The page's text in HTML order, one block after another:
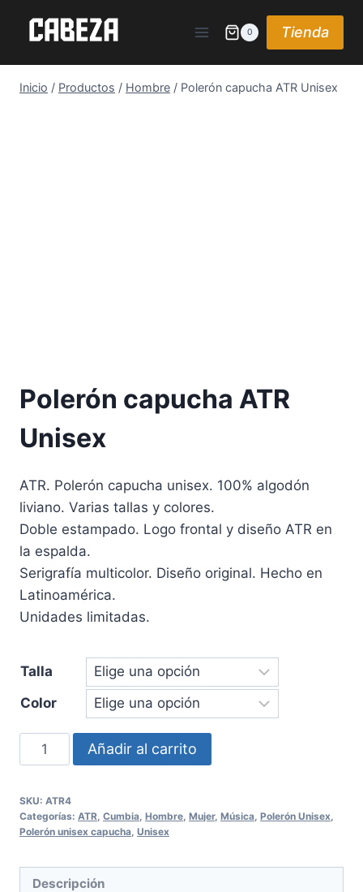
0 Tienda
Inicio / Productos / Hombre / Polerón capucha ATR Unisex
Polerón capucha ATR
Unisex
ATR. Polerón capucha unisex. 100% algodón
liviano. Varias tallas y colores.
Doble estampado. Logo frontal y diseño ATR en
la espalda.
Serigrafía multicolor. Diseño original. Hecho en
Latinoamérica.
Unidades limitadas.
Talla
Color
Polerón
capucha
Unisex
cantidad
Añadir al carrito
SKU: ATR4
Categorías: ATR, Cumbia, Hombre, Mujer, Música, Polerón Unisex,
Polerón unisex capucha, Unisex
Descripción